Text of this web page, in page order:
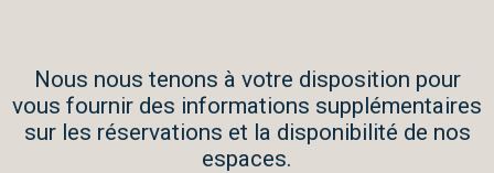
Nous nous tenons à votre disposition pour
vous fournir des informations supplémentaires
sur les réservations et la disponibilité de nos
espaces.